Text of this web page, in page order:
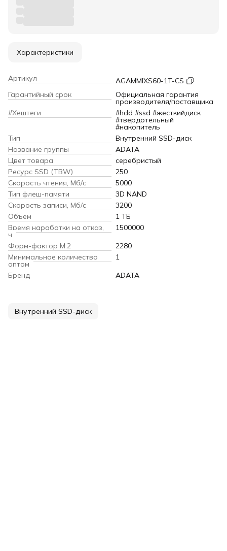
Характеристики
Артикул
AGAMMIXS60-1T-CS
Гарантийный срок
Официальная гарантия
производителя/поставщика
#Хештеги
#hdd #ssd #жесткийдиск
#твердотельный
#накопитель
Тип
Внутренний SSD-диск
Название группы
ADATA
Цвет товара
серебристый
Ресурс SSD (TBW)
250
Скорость чтения, Мб/с
5000
Тип флеш-памяти
3D NAND
Скорость записи, Мб/с
3200
Объем
1 ТБ
Время наработки на отказ,
ч
1500000
Форм-фактор M.2
2280
Минимальное количество
оптом
1
Бренд
ADATA
Внутренний SSD-диск